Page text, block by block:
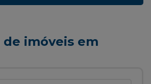
de imóveis em